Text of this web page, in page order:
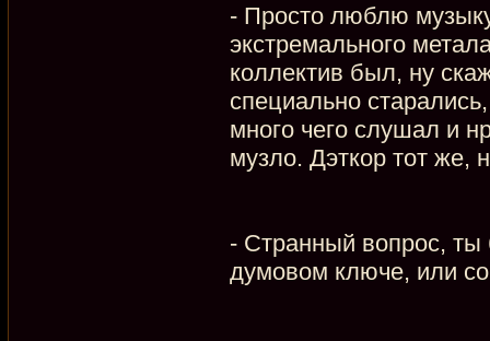
- Просто люблю
экстремального
коллектив был, ну
специально
много чего слушал и
музло. Дэткор тот же,
- Странный вопрос, ты
думовом ключе, или